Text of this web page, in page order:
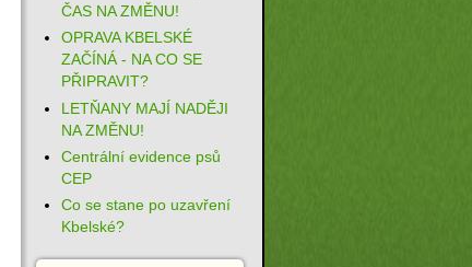
ČAS NA ZMĚNU!
OPRAVA KBELSKÉ
ZAČÍNÁ - NA CO SE
PŘIPRAVIT?
LETŇANY MAJÍ NADĚJI
NA ZMĚNU!
Centrální evidence psů
CEP
Co se stane po uzavření
Kbelské?